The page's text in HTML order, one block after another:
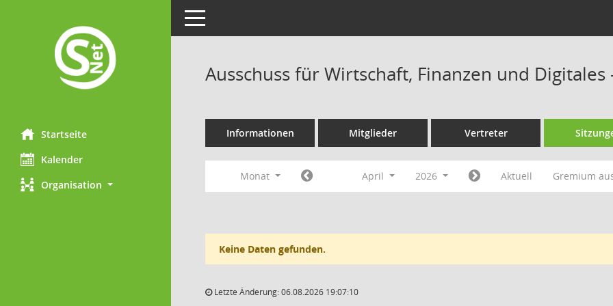
Startseite
Kalender
Organisation
Toggle navigation
Ausschuss für Wirtschaft, Finanzen und
Informationen Mitglieder Vertreter
Monat April 2026 Aktuell Gremium
Keine Daten gefunden.
Letzte Änderung: 06.08.2026 19:07:10